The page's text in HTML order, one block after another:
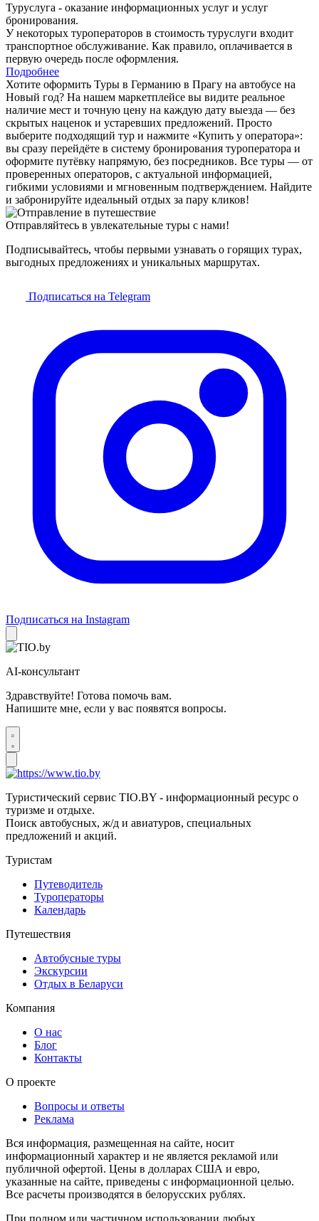
Туруслуга - оказание информационных услуг и услуг
бронирования.
У некоторых туроператоров в стоимость туруслуги входит
транспортное обслуживание. Как правило, оплачивается в
первую очередь после оформления.
Подробнее
Хотите оформить Туры в Германию в Прагу на автобусе на
Новый год? На нашем маркетплейсе вы видите реальное
наличие мест и точную цену на каждую дату выезда — без
скрытых наценок и устаревших предложений. Просто
выберите подходящий тур и нажмите «Купить у оператора»:
вы сразу перейдёте в систему бронирования туроператора и
оформите путёвку напрямую, без посредников. Все туры — от
проверенных операторов, с актуальной информацией,
гибкими условиями и мгновенным подтверждением. Найдите
и забронируйте идеальный отдых за пару кликов!
Отправляйтесь в увлекательные туры с нами!
Подписывайтесь, чтобы первыми узнавать о горящих турах,
выгодных предложениях и уникальных маршрутах.
Подписаться на Telegram
Подписаться на Instagram
AI-консультант
Здравствуйте! Готова помочь вам.
Напишите мне, если у вас появятся вопросы.
Туристический сервис TIO.BY - информационный ресурс о
туризме и отдыхе.
Поиск автобусных, ж/д и авиатуров, специальных
предложений и акций.
Туристам
Путеводитель
Туроператоры
Календарь
Путешествия
Автобусные туры
Экскурсии
Отдых в Беларуси
Компания
О нас
Блог
Контакты
О проекте
Вопросы и ответы
Реклама
Вся информация, размещенная на сайте, носит
информационный характер и не является рекламой или
публичной офертой. Цены в долларах США и евро,
указанные на сайте, приведены с информационной целью.
Все расчеты производятся в белорусских рублях.
При полном или частичном использовании любых